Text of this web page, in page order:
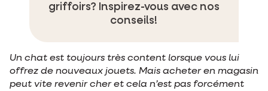
griffoirs? Inspirez-vous avec nos
conseils!
Un chat est toujours très content lorsque vous lui
offrez de nouveaux jouets. Mais acheter en magasin
peut vite revenir cher et cela n’est pas forcément